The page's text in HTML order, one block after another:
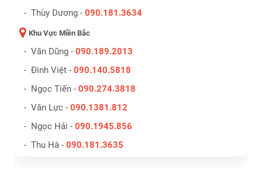
- Thùy Dương - 090.181.3634
Khu Vực Miền Bắc
- Văn Dũng - 090.189.2013
- Đình Việt - 090.140.5818
- Ngọc Tiến - 090.274.3818
- Văn Lực - 090.1381.812
- Ngọc Hải - 090.1945.856
- Thu Hà - 090.181.3635